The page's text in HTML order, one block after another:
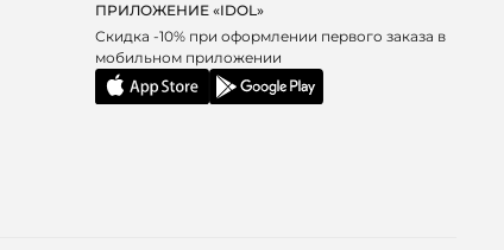
ПРИЛОЖЕНИЕ «IDOL»
Скидка -10% при оформлении первого заказа в
мобильном приложении